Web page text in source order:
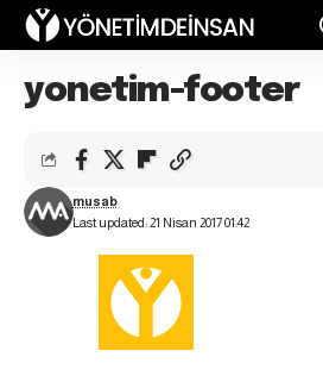
yonetim-footer
Last updated: 21 Nisan 2017 01:42
musab